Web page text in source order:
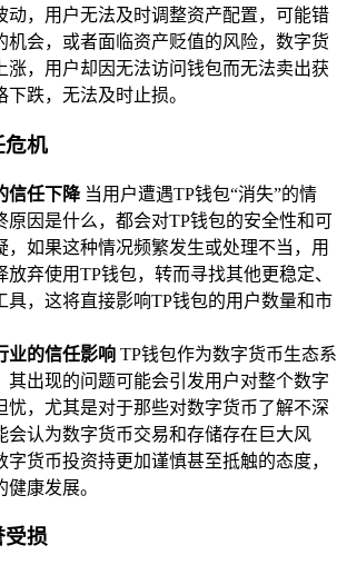
动，用户无法及时调整资产配置，可能错
机会，或者面临资产贬值的风险，数字货
涨，用户却因无法访问钱包而无法卖出获
下跌，无法及时止损。
危机
信任下降当用户遭遇TP钱包“消失”的情
原因是什么，都会对TP钱包的安全性和可
，如果这种情况频繁发生或处理不当，用
放弃使用TP钱包，转而寻找其他更稳定、
具，这将直接影响TP钱包的用户数量和市
业的信任影响 TP钱包作为数字货币生态系
其出现的问题可能会引发用户对整个数字
忧，尤其是对于那些对数字货币了解不深
会认为数字货币交易和存储存在巨大风
字货币投资持更加谨慎甚至抵触的态度，
康发展。
受损